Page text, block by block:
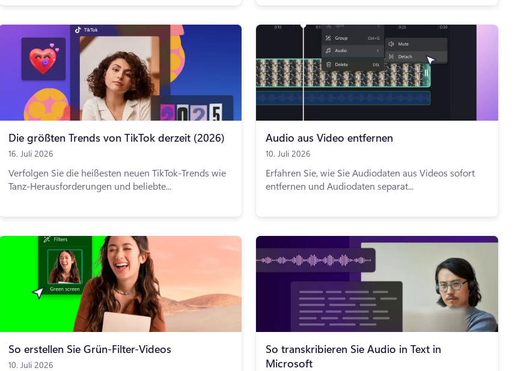
Die größten Trends von TikTok derzeit (2026)
16. Juli 2026
Verfolgen Sie die heißesten neuen TikTok-Trends wie
Tanz-Herausforderungen und beliebte...
Audio aus Video entfernen
10. Juli 2026
Erfahren Sie, wie Sie Audiodaten aus Videos sofort
entfernen und Audiodaten separat...
So erstellen Sie Grün-Filter-Videos
10. Juli 2026
So transkribieren Sie Audio in Text in
Microsoft